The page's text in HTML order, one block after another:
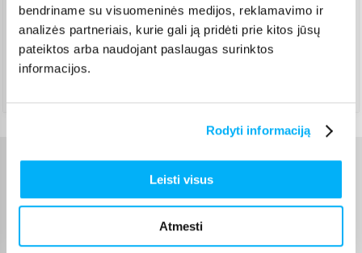
bendriname su visuomeninės medijos, reklamavimo ir
analizės partneriais, kurie gali ją pridėti prie kitos jūsų
pateiktos arba naudojant paslaugas surinktos
informacijos.
Rodyti informaciją
Leisti visus
Atmesti
DPD paštomatas (3,99 €)
Pristato ir šeštadienį
Teirautis
Atsiėmimas Veiverių g. 171, Kaunas